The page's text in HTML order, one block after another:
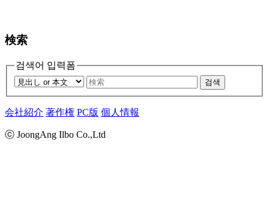
検索
검색어 입력폼
검색
会社紹介 著作権 PC版 個人情報
ⓒ JoongAng Ilbo Co.,Ltd